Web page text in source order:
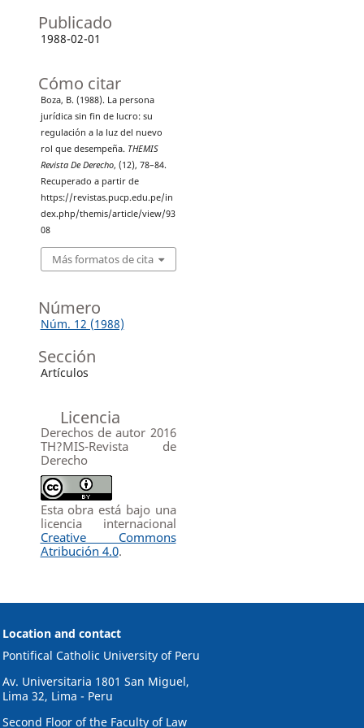
Publicado
1988-02-01
Cómo citar
Boza, B. (1988). La persona
jurídica sin fin de lucro: su
regulación a la luz del nuevo
rol que desempeña. THEMIS
Revista De Derecho, (12), 78–84.
Recuperado a partir de
https://revistas.pucp.edu.pe/in
dex.php/themis/article/view/93
08
Más formatos de cita
Número
Núm. 12 (1988)
Sección
Artículos
Licencia
Derechos de autor 2016
TH?MIS-Revista de
Derecho
Esta obra está bajo una
licencia internacional
Creative Commons
Atribución 4.0.
Location and contact
Pontifical Catholic University of Peru
Av. Universitaria 1801 San Miguel,
Lima 32, Lima - Peru
Second Floor of the Faculty of Law